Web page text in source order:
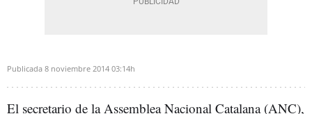
Publicada 8 noviembre 2014 03:14h
El secretario de la Assemblea Nacional Catalana (ANC),